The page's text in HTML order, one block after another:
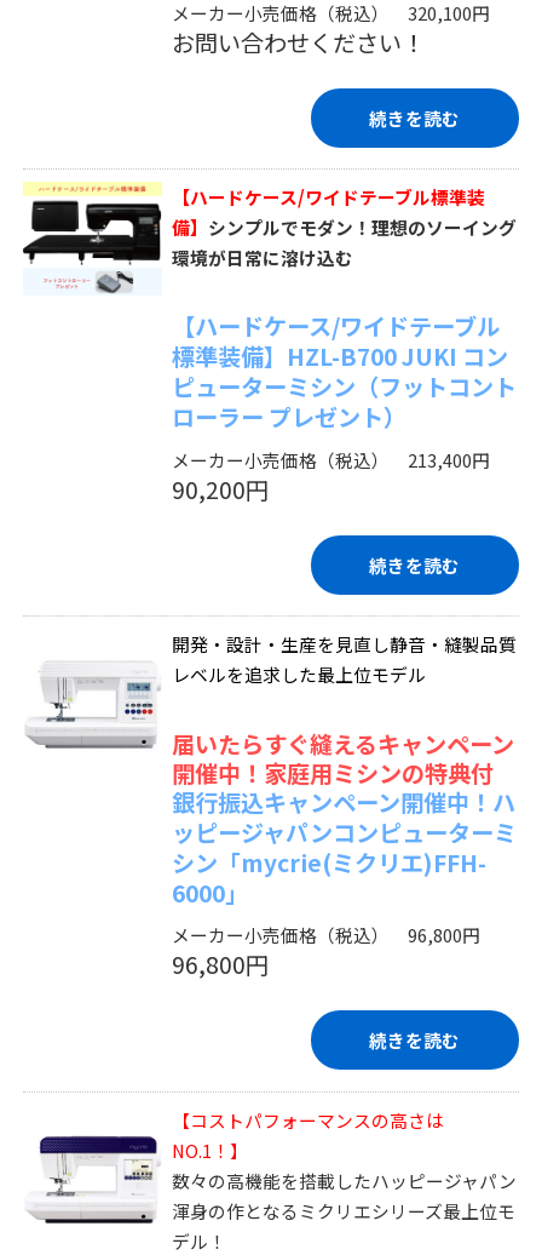
メーカー小売価格（税込） 320,100円
お問い合わせください！
続きを読む
【ハードケース/ワイドテーブル標準装
備】 シンプルでモダン！理想のソーイング
環境が日常に溶け込む
【ハードケース/ワイドテーブル
標準装備】HZL-B700 JUKI コン
ピューターミシン（フットコント
ローラー プレゼント）
メーカー小売価格（税込） 213,400円
90,200円
続きを読む
開発・設計・生産を見直し静音・縫製品質
レベルを追求した最上位モデル
届いたらすぐ縫えるキャンペーン
開催中！家庭用ミシンの特典付
銀行振込キャンペーン開催中！ハ
ッピージャパンコンピューターミ
シン「mycrie(ミクリエ)FFH-
6000」
メーカー小売価格（税込） 96,800円
96,800円
続きを読む
【コストパフォーマンスの高さは
NO.1！】
数々の高機能を搭載したハッピージャパン
渾身の作となるミクリエシリーズ最上位モ
デル！